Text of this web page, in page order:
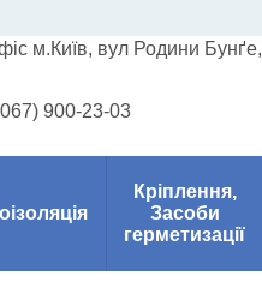
м.Київ, вул Родини
900-23-03
Кріплення,
Засоби
герметизації